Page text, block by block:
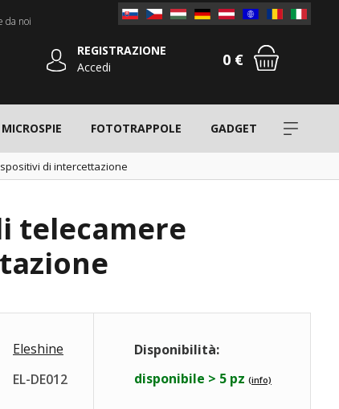
da noi
REGISTRAZIONE
Accedi
0 €
MICROSPIE FOTOTRAPPOLE GADGET
di intercettazione
telecamere
Eleshine
EL-DE012
Disponibilità:
disponibile > 5 pz (info)